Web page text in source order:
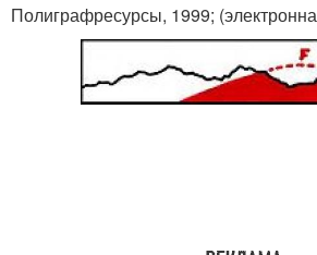
Полиграфресурсы, 1999;